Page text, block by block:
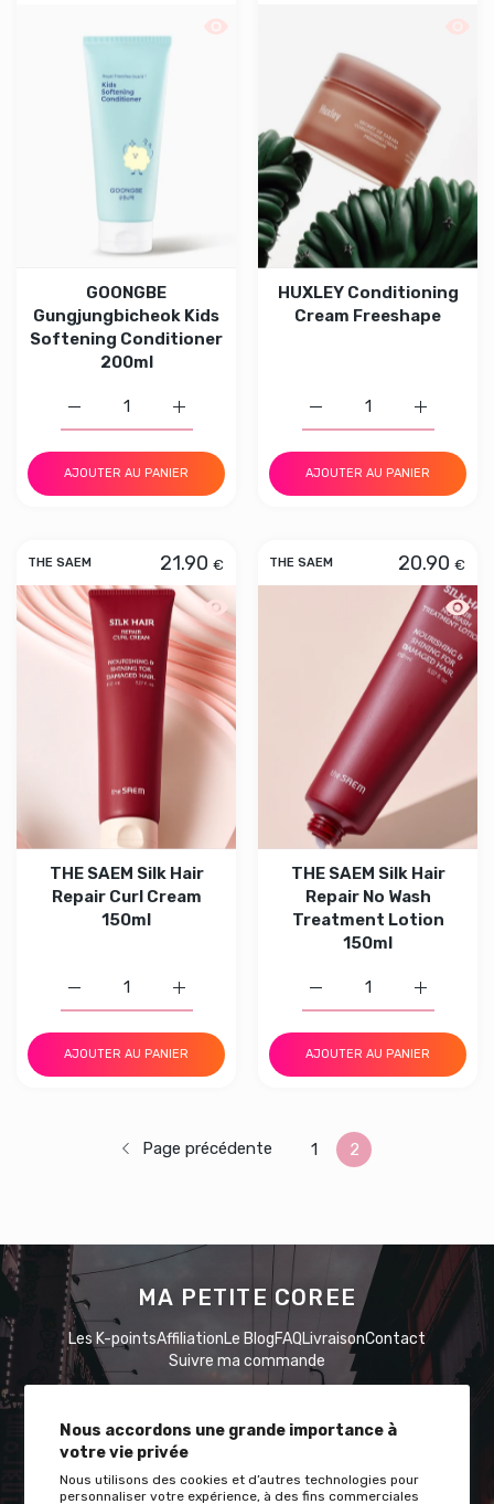
Nous accordons une grande importance à
votre vie privée
Nous utilisons des cookies et d’autres technologies pour
personnaliser votre expérience, à des fins commerciales
Aperçu rapide GOONGBE
GOONGBE
Gungjungbicheok Kids
Softening Conditioner
200ml
Augmenter la quantité de
AJOUTER AU PANIER
HUXLEY Conditioning
Cream Freeshape
Augmenter la quantité
AJOUTER AU PANIER
THE SAEM 21.90 €
Aperçu rapide THE SAEM Silk Hair
THE SAEM Silk Hair
Repair Curl Cream
150ml
Augmenter la quantité de THE
AJOUTER AU PANIER
THE SAEM 20.90 €
THE SAEM Silk Hair
Repair No Wash
Treatment Lotion
150ml
AJOUTER AU PANIER
Page précédente 1 2
MA PETITE COREE
Les K-pointsAffiliationLe BlogFAQLivraisonContact
Suivre ma commande
Restez à l'écoute avec nous !